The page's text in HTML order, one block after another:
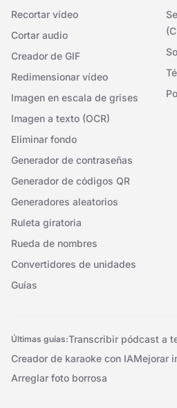
Recortar vídeo
Cortar audio
Creador de GIF
Redimensionar vídeo
Imagen en escala de grises
Imagen a texto (OCR)
Eliminar fondo
Generador de contraseñas
Generador de códigos QR
Generadores aleatorios
Ruleta giratoria
Rueda de nombres
Convertidores de unidades
Guías
Últimas guías:Transcribir pódcast a
Creador de karaoke con IAMejorar
Arreglar foto borrosa